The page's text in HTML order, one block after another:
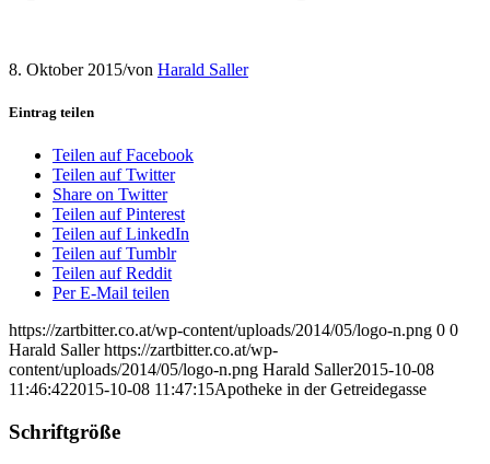
8. Oktober 2015/von Harald Saller
Eintrag teilen
Teilen auf Facebook
Teilen auf Twitter
Share on Twitter
Teilen auf Pinterest
Teilen auf LinkedIn
Teilen auf Tumblr
Teilen auf Reddit
Per E-Mail teilen
https://zartbitter.co.at/wp-content/uploads/2014/05/logo-n.png 0 0
Harald Saller https://zartbitter.co.at/wp-
content/uploads/2014/05/logo-n.png Harald Saller2015-10-08
11:46:422015-10-08 11:47:15Apotheke in der Getreidegasse
Schriftgröße